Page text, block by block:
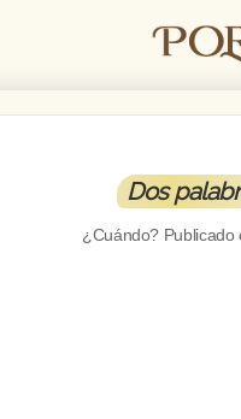
Dos
¿Cuándo? Publicado